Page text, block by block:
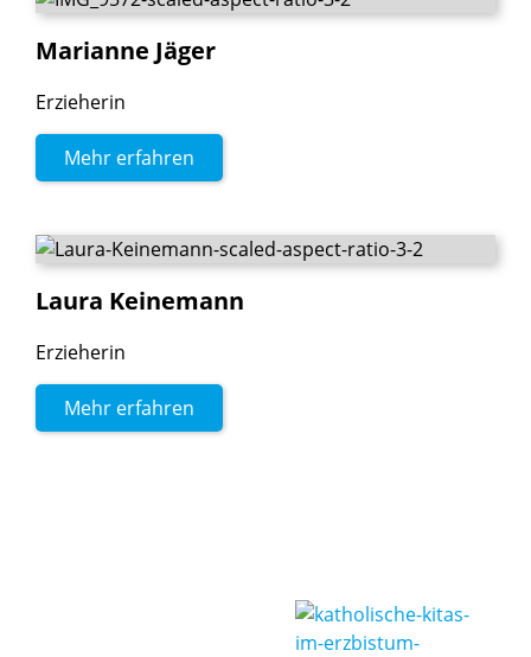
Marianne Jäger
Erzieherin
Mehr erfahren
Laura Keinemann
Erzieherin
Mehr erfahren